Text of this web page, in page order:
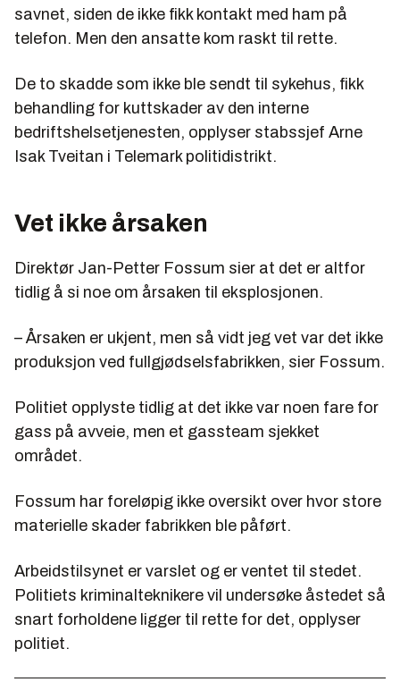
savnet, siden de ikke fikk kontakt med ham på
telefon. Men den ansatte kom raskt til rette.
De to skadde som ikke ble sendt til sykehus, fikk
behandling for kuttskader av den interne
bedriftshelsetjenesten, opplyser stabssjef Arne
Isak Tveitan i Telemark politidistrikt.
Vet ikke årsaken
Direktør Jan-Petter Fossum sier at det er altfor
tidlig å si noe om årsaken til eksplosjonen.
– Årsaken er ukjent, men så vidt jeg vet var det ikke
produksjon ved fullgjødselsfabrikken, sier Fossum.
Politiet opplyste tidlig at det ikke var noen fare for
gass på avveie, men et gassteam sjekket
området.
Fossum har foreløpig ikke oversikt over hvor store
materielle skader fabrikken ble påført.
Arbeidstilsynet er varslet og er ventet til stedet.
Politiets kriminalteknikere vil undersøke åstedet så
snart forholdene ligger til rette for det, opplyser
politiet.